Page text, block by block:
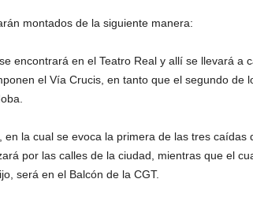
montados de la siguiente manera:
encontrará en el Teatro Real y allí se llevará a
el Vía Crucis, en tanto que el segundo de
en la cual se evoca la primera de las tres caídas
por las calles de la ciudad, mientras que el
será en el Balcón de la CGT.